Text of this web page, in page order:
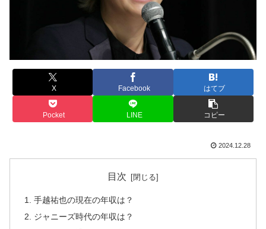
X Facebook はてブ
Pocket LINE コピー
2024.12.28
目次
手越祐也の現在の年収は？
ジャニーズ時代の年収は？